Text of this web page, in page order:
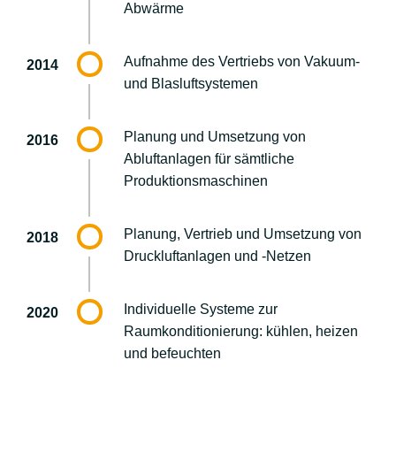
Abwärme
Aufnahme des Vertriebs von Vakuum-
und Blasluftsystemen
2014
Planung und Umsetzung von
Abluftanlagen für sämtliche
Produktionsmaschinen
2016
Planung, Vertrieb und Umsetzung von
Druckluftanlagen und -Netzen
2018
Individuelle Systeme zur
Raumkonditionierung: kühlen, heizen
und befeuchten
2020